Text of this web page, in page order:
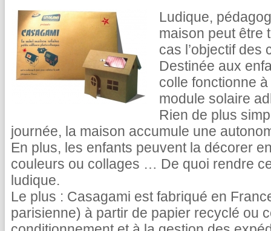
Ludique,
maison peut être
cas l’objectif
Destinée aux
colle fonctionne
module solaire
Rien de plus
journée, la maison accumule une
En plus, les enfants peuvent la décorer
couleurs ou collages … De quoi rendre
ludique.
Le plus : Casagami est fabriqué en
parisienne) à partir de papier recyclé ou